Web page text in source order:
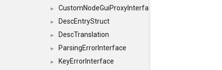
► CustomNodeGuiProxyInterface
► DescEntryStruct
► DescTranslation
► ParsingErrorInterface
► KeyErrorInterface